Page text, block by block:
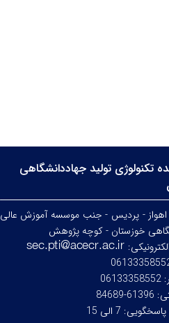
تکنولوژی تولید جهاددانشگاهی
اهواز - پردیس - جنب موسسه آموزش عالی
خوزستان - کوچه پژوهش
06133358552
61396-84689
7 الی 15